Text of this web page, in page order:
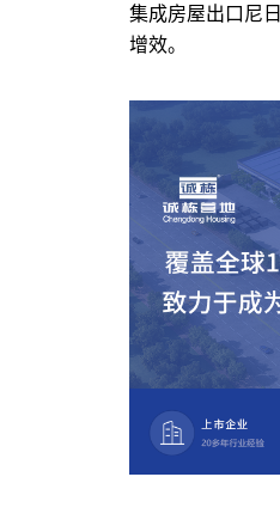
集成房屋出口尼
增效。